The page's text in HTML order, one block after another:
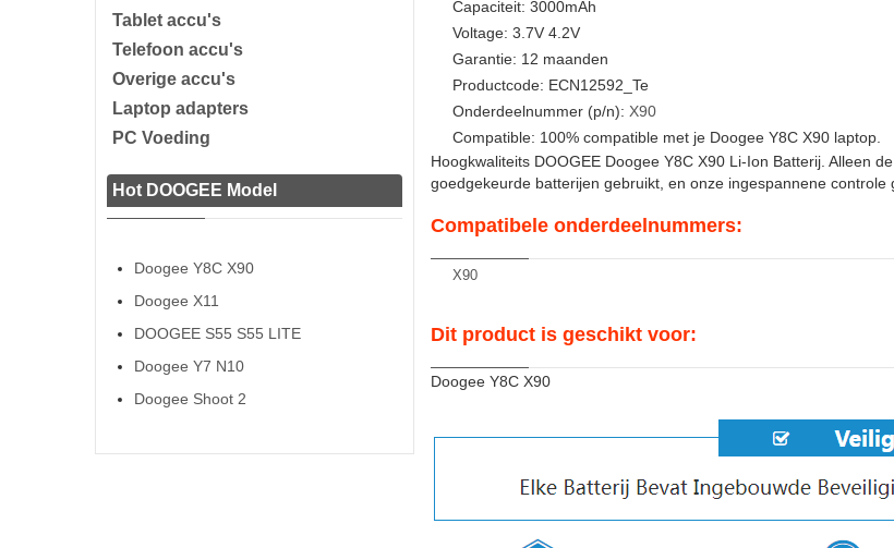
Tablet accu's
Telefoon accu's
Overige accu's
Laptop adapters
PC Voeding
Hot DOOGEE Model
Doogee Y8C X90
Doogee X11
DOOGEE S55 S55 LITE
Doogee Y7 N10
Doogee Shoot 2
Capaciteit: 3000mAh
Voltage: 3.7V 4.2V
Garantie: 12 maanden
Productcode: ECN12592_Te
Onderdeelnummer (p/n): X90
Compatible: 100% compatible met je Doogee Y8C X90 laptop.
Hoogkwaliteits DOOGEE Doogee Y8C X90 Li-Ion Batterij. Alleen
goedgekeurde batterijen gebruikt, en onze ingespannene
Compatibele onderdeelnummers:
X90
Dit product is geschikt voor:
Doogee Y8C X90